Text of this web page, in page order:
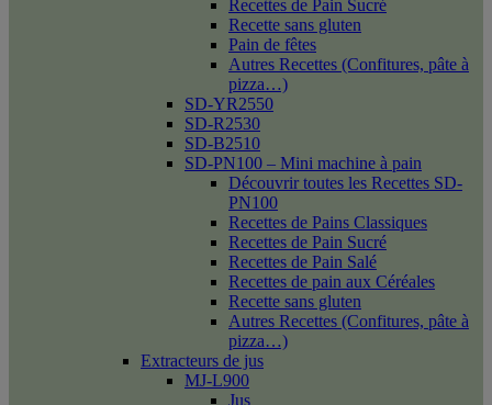
Recettes de Pain Sucré
Recette sans gluten
Pain de fêtes
Autres Recettes (Confitures, pâte à
pizza…)
SD-YR2550
SD-R2530
SD-B2510
SD-PN100 – Mini machine à pain
Découvrir toutes les Recettes SD-
PN100
Recettes de Pains Classiques
Recettes de Pain Sucré
Recettes de Pain Salé
Recettes de pain aux Céréales
Recette sans gluten
Autres Recettes (Confitures, pâte à
pizza…)
Extracteurs de jus
MJ-L900
Jus